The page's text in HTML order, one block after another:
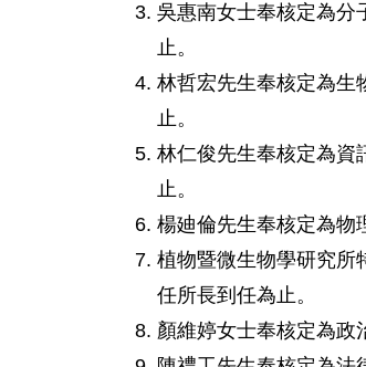
吳惠南女士奉核定為分
止。
林哲宏先生奉核定為生
止。
林仁俊先生奉核定為資
止。
楊廸倫先生奉核定為物
植物暨微生物學研究所
任所長到任為止。
顏維婷女士奉核定為政